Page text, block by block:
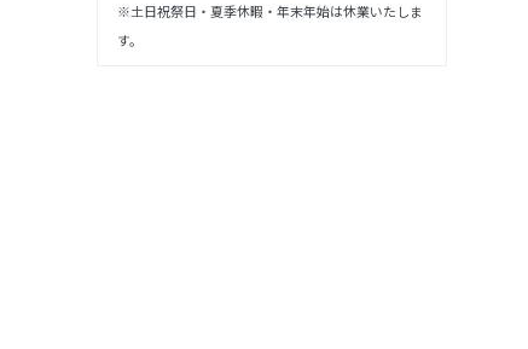
※土日祝祭日・夏季休暇・年末年始は休業いたしま
す。